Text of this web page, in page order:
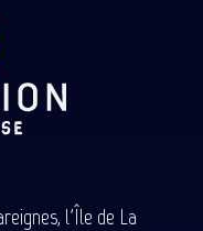
l'Île de La